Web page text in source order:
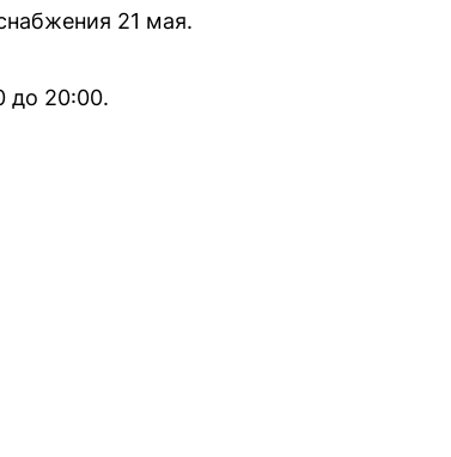
21 мая.
до 20:00.